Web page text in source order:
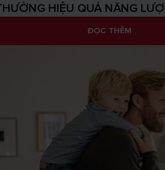
HIỆU QUẢ NĂNG
ĐỌC THÊM